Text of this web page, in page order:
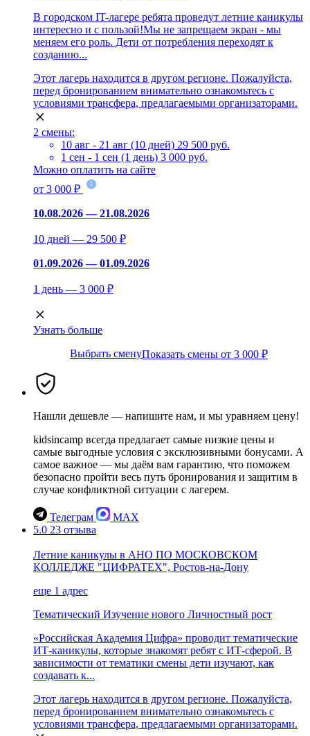
В городском IT-лагере ребята проведут летние каникулы
интересно и с пользой!Мы не запрещаем экран - мы
меняем его роль. Дети от потребления переходят к
созданию...
Этот лагерь находится в другом регионе. Пожалуйста,
перед бронированием внимательно ознакомьтесь с
условиями трансфера, предлагаемыми организаторами.
2 смены:
10 авг - 21 авг (10 дней) 29 500 руб.
1 сен - 1 сен (1 день) 3 000 руб.
Можно оплатить на сайте
от 3 000 ₽
10.08.2026 — 21.08.2026
10 дней — 29 500 ₽
01.09.2026 — 01.09.2026
1 день — 3 000 ₽
Узнать больше
Выбрать сменуПоказать смены от 3 000 ₽
Нашли дешевле — напишите нам, и мы уравняем цену!
kidsincamp всегда предлагает самые низкие цены и
самые выгодные условия с эксклюзивными бонусами. А
самое важное — мы даём вам гарантию, что поможем
безопасно пройти весь путь бронирования и защитим в
случае конфликтной ситуации с лагерем.
Телеграм
MAX
5.0 23 отзыва
Летние каникулы в АНО ПО МОСКОВСКОМ
КОЛЛЕДЖЕ "ЦИФРАТЕХ", Ростов-на-Дону
еще 1 адрес
Тематический Изучение нового Личностный рост
«Российская Академия Цифра» проводит тематические
ИТ-каникулы, которые знакомят ребят с ИТ-сферой. В
зависимости от тематики смены дети изучают, как
создавать к...
Этот лагерь находится в другом регионе. Пожалуйста,
перед бронированием внимательно ознакомьтесь с
условиями трансфера, предлагаемыми организаторами.